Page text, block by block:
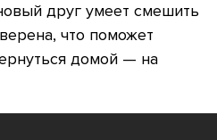
друг умеет смешить
что поможет
домой — на